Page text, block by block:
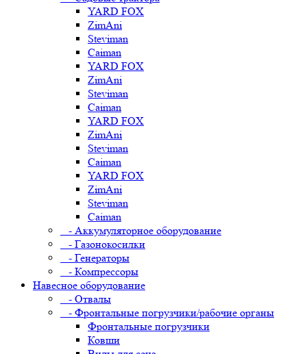
YARD FOX
ZimAni
Steviman
Caiman
YARD FOX
ZimAni
Steviman
Caiman
YARD FOX
ZimAni
Steviman
Caiman
YARD FOX
ZimAni
Steviman
Caiman
- Аккумуляторное оборудование
- Газонокосилки
- Генераторы
- Компрессоры
Навесное оборудование
- Отвалы
- Фронтальные погрузчики/рабочие органы
Фронтальные погрузчики
Ковши